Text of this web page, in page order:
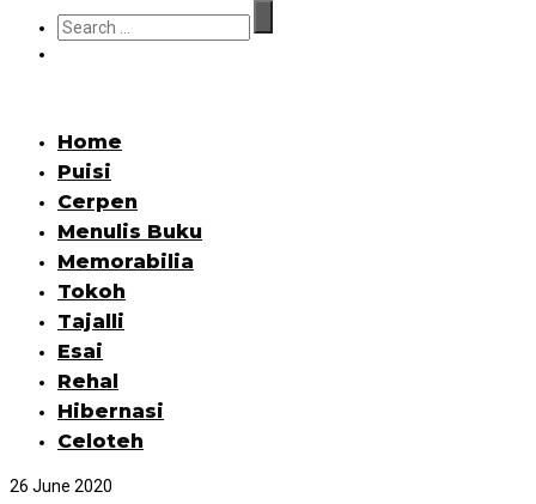
Home
Puisi
Cerpen
Menulis Buku
Memorabilia
Tokoh
Tajalli
Esai
Rehal
Hibernasi
Celoteh
26 June 2020